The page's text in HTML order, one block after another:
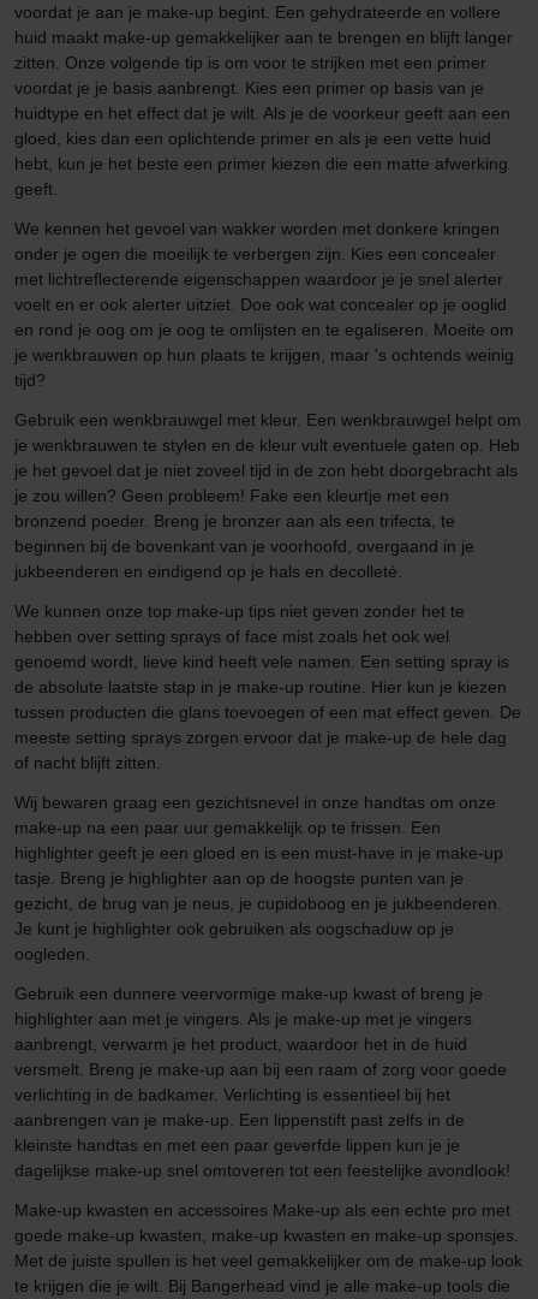
voordat je aan je make-up begint. Een gehydrateerde en vollere
huid maakt make-up gemakkelijker aan te brengen en blijft langer
zitten. Onze volgende tip is om voor te strijken met een primer
voordat je je basis aanbrengt. Kies een primer op basis van je
huidtype en het effect dat je wilt. Als je de voorkeur geeft aan een
gloed, kies dan een oplichtende primer en als je een vette huid
hebt, kun je het beste een primer kiezen die een matte afwerking
geeft.
We kennen het gevoel van wakker worden met donkere kringen
onder je ogen die moeilijk te verbergen zijn. Kies een concealer
met lichtreflecterende eigenschappen waardoor je je snel alerter
voelt en er ook alerter uitziet. Doe ook wat concealer op je ooglid
en rond je oog om je oog te omlijsten en te egaliseren. Moeite om
je wenkbrauwen op hun plaats te krijgen, maar 's ochtends weinig
tijd?
Gebruik een wenkbrauwgel met kleur. Een wenkbrauwgel helpt om
je wenkbrauwen te stylen en de kleur vult eventuele gaten op. Heb
je het gevoel dat je niet zoveel tijd in de zon hebt doorgebracht als
je zou willen? Geen probleem! Fake een kleurtje met een
bronzend poeder. Breng je bronzer aan als een trifecta, te
beginnen bij de bovenkant van je voorhoofd, overgaand in je
jukbeenderen en eindigend op je hals en decolleté.
We kunnen onze top make-up tips niet geven zonder het te
hebben over setting sprays of face mist zoals het ook wel
genoemd wordt, lieve kind heeft vele namen. Een setting spray is
de absolute laatste stap in je make-up routine. Hier kun je kiezen
tussen producten die glans toevoegen of een mat effect geven. De
meeste setting sprays zorgen ervoor dat je make-up de hele dag
of nacht blijft zitten.
Wij bewaren graag een gezichtsnevel in onze handtas om onze
make-up na een paar uur gemakkelijk op te frissen. Een
highlighter geeft je een gloed en is een must-have in je make-up
tasje. Breng je highlighter aan op de hoogste punten van je
gezicht, de brug van je neus, je cupidoboog en je jukbeenderen.
Je kunt je highlighter ook gebruiken als oogschaduw op je
oogleden.
Gebruik een dunnere veervormige make-up kwast of breng je
highlighter aan met je vingers. Als je make-up met je vingers
aanbrengt, verwarm je het product, waardoor het in de huid
versmelt. Breng je make-up aan bij een raam of zorg voor goede
verlichting in de badkamer. Verlichting is essentieel bij het
aanbrengen van je make-up. Een lippenstift past zelfs in de
kleinste handtas en met een paar geverfde lippen kun je je
dagelijkse make-up snel omtoveren tot een feestelijke avondlook!
Make-up kwasten en accessoires Make-up als een echte pro met
goede make-up kwasten, make-up kwasten en make-up sponsjes.
Met de juiste spullen is het veel gemakkelijker om de make-up look
te krijgen die je wilt. Bij Bangerhead vind je alle make-up tools die